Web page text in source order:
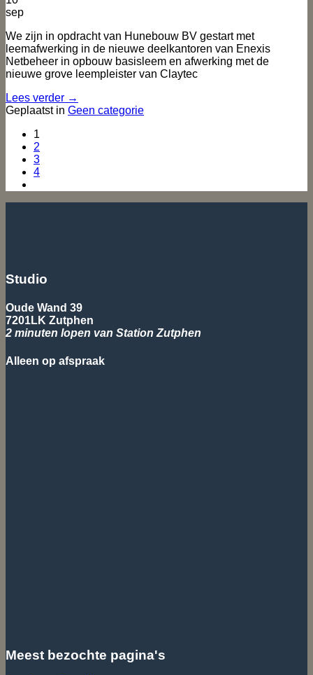
sep
We zijn in opdracht van Hunebouw BV gestart met
leemafwerking in de nieuwe deelkantoren van Enexis
Netbeheer in opbouw basisleem en afwerking met de
nieuwe grove leempleister van Claytec
Lees verder →
Geplaatst in Geen categorie
1
2
3
4
Studio
Oude Wand 39
7201LK Zutphen
2 minuten lopen van Station Zutphen
Alleen op afspraak
Meest bezochte pagina's